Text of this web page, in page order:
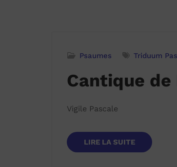
Psaumes Triduum
Cantique de
Vigile Pascale
LIRE LA SUITE